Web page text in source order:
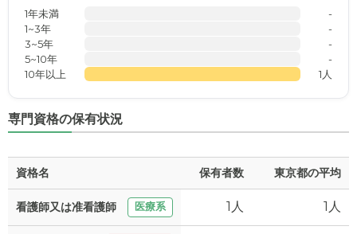
1年未満
-
1~3年
-
3~5年
-
5~10年
-
10年以上
1人
専門資格の保有状況
資格名 保有者数 東京都の平均
看護師又は准看護師 医療系 1人 1人